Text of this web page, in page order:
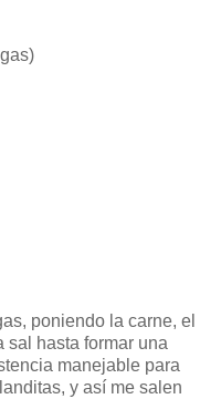
poniendo la carne, el
sal hasta formar una
manejable para
y así me salen